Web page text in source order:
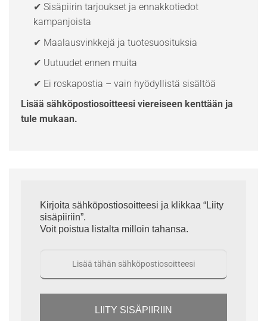
✔ Sisäpiirin tarjoukset ja ennakkotiedot
kampanjoista
✔ Maalausvinkkejä ja tuotesuosituksia
✔ Uutuudet ennen muita
✔ Ei roskapostia – vain hyödyllistä sisältöä
Lisää sähköpostiosoitteesi viereiseen kenttään ja
tule mukaan.
Kirjoita sähköpostiosoitteesi ja klikkaa “Liity
sisäpiiriin”.
Voit poistua listalta milloin tahansa.
LIITY SISÄPIIRIIN